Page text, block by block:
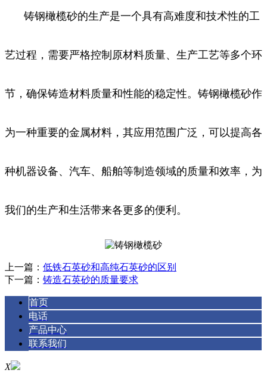
铸钢橄榄砂的生产是一个具有高难度和技术性的工
艺过程，需要严格控制原材料质量、生产工艺等多个环
节，确保铸造材料质量和性能的稳定性。铸钢橄榄砂作
为一种重要的金属材料，其应用范围广泛，可以提高各
种机器设备、汽车、船舶等制造领域的质量和效率，为
我们的生产和生活带来各更多的便利。
上一篇： 低铁石英砂和高纯石英砂的区别
下一篇： 铸造石英砂的质量要求
首页
电话
产品中心
联系我们
X